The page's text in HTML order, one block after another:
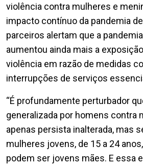
violência contra mulheres e
impacto contínuo da pandemia de
parceiros alertam que a
aumentou ainda mais a
violência em razão de medidas
interrupções de serviços
“É profundamente perturbador
generalizada por homens contra
apenas persista inalterada, mas
mulheres jovens, de 15 a 24
podem ser jovens mães. E essa